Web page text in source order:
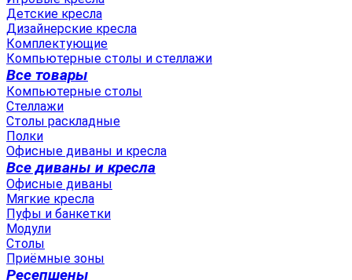
Детские кресла
Дизайнерские кресла
Комплектующие
Компьютерные столы и стеллажи
Все товары
Компьютерные столы
Стеллажи
Столы раскладные
Полки
Офисные диваны и кресла
Все диваны и кресла
Офисные диваны
Мягкие кресла
Пуфы и банкетки
Модули
Столы
Приёмные зоны
Ресепшены